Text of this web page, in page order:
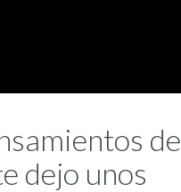
de
dejo unos